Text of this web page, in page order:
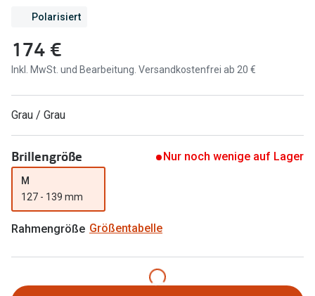
Seen
Miu Miu
alle Marken
Ratgeber
Gleitsicht Ratgeber
Brillenpass richtig lesen
Alle Brillen Ratgeber
Angebote
20% auf selbsttönende Gläser
alle
Trends
Polarisiert
174 €
Inkl. MwSt. und Bearbeitung. Versandkostenfrei ab 20 €
Grau / Grau
Brillengröße Nur noch wenige auf Lager
M
127 - 139 mm
Rahmengröße Größentabelle